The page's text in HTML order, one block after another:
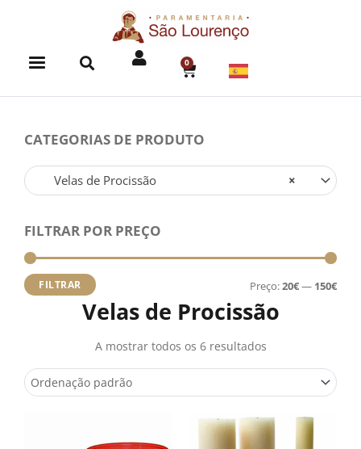
0
CART
CATEGORIAS DE PRODUTO
×
Velas de Procissão
FILTRAR POR PREÇO
FILTRAR Preço:20€— 150€
Velas de Procissão
A mostrar todos os 6 resultados